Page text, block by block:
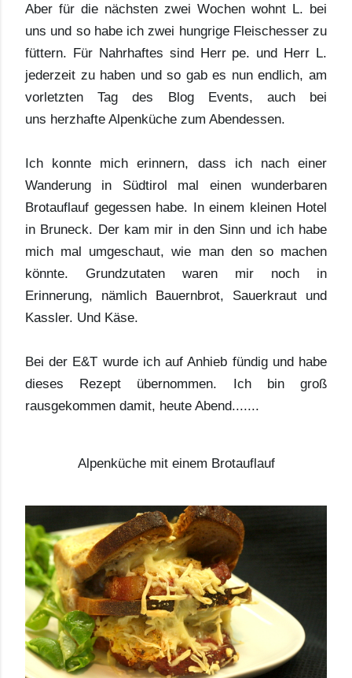
Aber für die nächsten zwei Wochen wohnt L. bei
uns und so habe ich zwei hungrige Fleischesser zu
füttern. Für Nahrhaftes sind Herr pe. und Herr L.
jederzeit zu haben und so gab es nun endlich, am
vorletzten Tag des Blog Events, auch bei
uns herzhafte Alpenküche zum Abendessen.
Ich konnte mich erinnern, dass ich nach einer
Wanderung in Südtirol mal einen wunderbaren
Brotauflauf gegessen habe. In einem kleinen Hotel
in Bruneck. Der kam mir in den Sinn und ich habe
mich mal umgeschaut, wie man den so machen
könnte. Grundzutaten waren mir noch in
Erinnerung, nämlich Bauernbrot, Sauerkraut und
Kassler. Und Käse.
Bei der E&T wurde ich auf Anhieb fündig und habe
dieses Rezept übernommen. Ich bin groß
rausgekommen damit, heute Abend.......
Alpenküche mit einem Brotauflauf